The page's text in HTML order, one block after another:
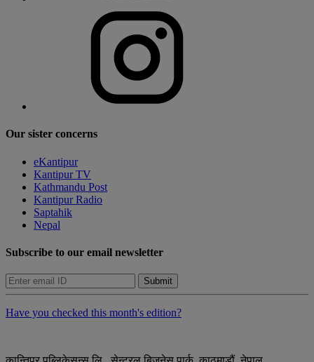
Our sister concerns
eKantipur
Kantipur TV
Kathmandu Post
Kantipur Radio
Saptahik
Nepal
Subscribe to our email newsletter
Submit
Have you checked this month's edition?